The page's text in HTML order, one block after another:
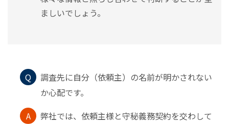
ましいでしょう。
Q
調査先に自分（依頼主）の名前が明かされない
か心配です。
A
弊社では、依頼主様と守秘義務契約を交わして